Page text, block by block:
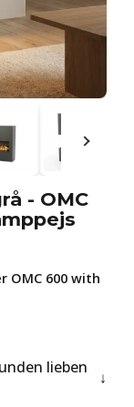
- OMC
OMC 600 with
lieben